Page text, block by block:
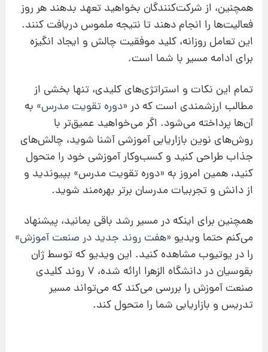
همچنین، از شرکت‌کنندگان بخواهید تعهد بدهند هر روز
فعالیت‌ها را انجام دهند تا نتیجه ملموس دریافت کنند.
این تعامل روزانه، کلید موفقیت چالش و ایجاد انگیزه
برای ادامه مسیر با شما است.
تمام این نکات و استراتژی‌های کلیدی، تنها بخشی از
مطالب ارزشمندی است که در «دوره‌ تقویت مدرس» به
آن‌ها پرداخته می‌شود. اگر می‌خواهید عمیق‌تر با
روش‌های نوین بازاریابی آموزشی آشنا شوید، چالش‌های
جذاب طراحی کنید و کسب‌وکار آموزشی خود را متحول
کنید، همین امروز به «دوره‌ تقویت مدرس» بپیوندید و
از دانش و تجربیات مدرسان برتر بهره‌مند شوید.
همچنین برای اینکه در مسیر رشد باقی بمانید، پیشنهاد
می‌کنم حتما ویدیو «هفت روند جدید در صنعت آموزش»
را در یوتیوب مشاهده کنید. این ویدیو که توسط ژان
بقوسیان در دانشگاه الزهرا ارائه شده، ۷ روند کلیدی
صنعت آموزش را بررسی می‌کند که می‌تواند مسیر
تدریس و بازاریابی شما را متحول کند.